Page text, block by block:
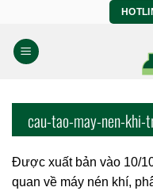
nội
dung
cau-tao-may-nen-
Được xuất bản vào 10/
quan về máy nén khí,